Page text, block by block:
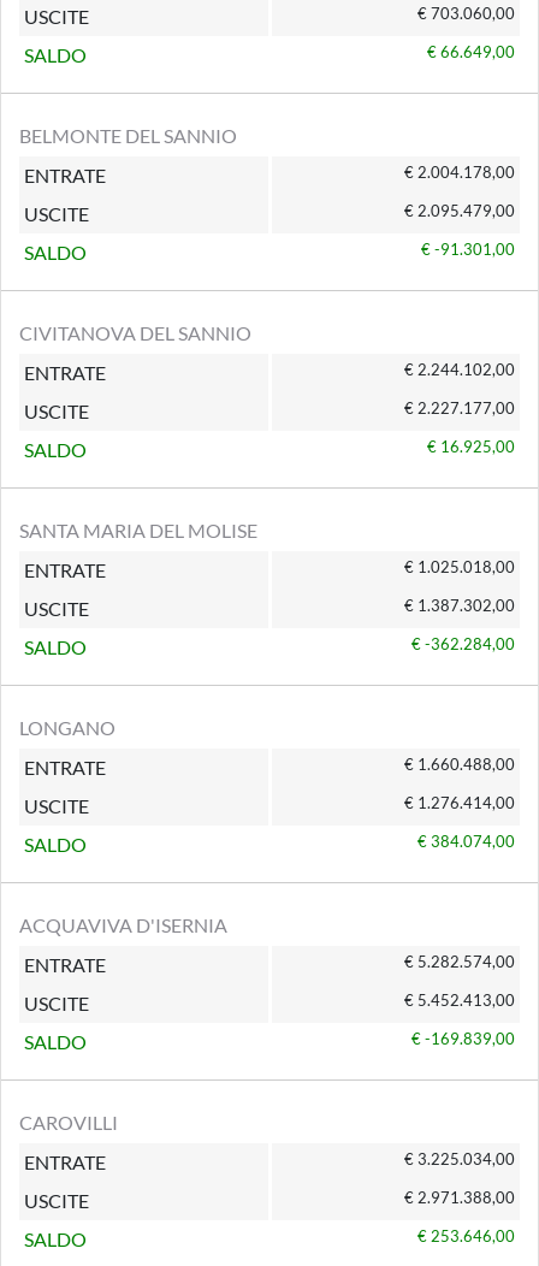
USCITE € 703.060,00
SALDO € 66.649,00
BELMONTE DEL SANNIO
ENTRATE
€ 2.004.178,00
USCITE € 2.095.479,00
SALDO € -91.301,00
CIVITANOVA DEL SANNIO
ENTRATE
€ 2.244.102,00
USCITE € 2.227.177,00
SALDO € 16.925,00
SANTA MARIA DEL MOLISE
ENTRATE
€ 1.025.018,00
USCITE € 1.387.302,00
SALDO € -362.284,00
LONGANO
ENTRATE
€ 1.660.488,00
USCITE € 1.276.414,00
SALDO € 384.074,00
ACQUAVIVA D'ISERNIA
ENTRATE
€ 5.282.574,00
USCITE € 5.452.413,00
SALDO € -169.839,00
CAROVILLI
ENTRATE
€ 3.225.034,00
USCITE € 2.971.388,00
SALDO € 253.646,00